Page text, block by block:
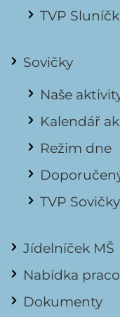
TVP
Sovičky
Naše
Kalendář
Režim dne
TVP Sovičky
Jídelníček MŠ
Nabídka
Dokumenty